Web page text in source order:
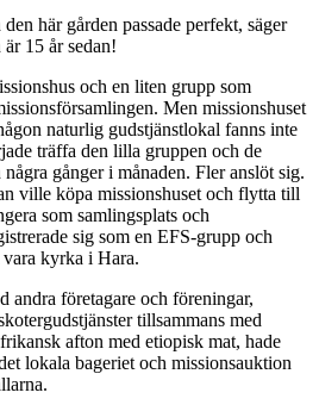
här gården passade perfekt, säger
15 år sedan!
och en liten grupp som
Men missionshuset
naturlig gudstjänstlokal fanns inte
träffa den lilla gruppen och de
gånger i månaden. Fler anslöt sig.
ville köpa missionshuset och flytta till
som samlingsplats och
sig som en EFS-grupp och
vara kyrka i Hara.
andra företagare och föreningar,
tillsammans med
afton med etiopisk mat, hade
lokala bageriet och missions­auktion